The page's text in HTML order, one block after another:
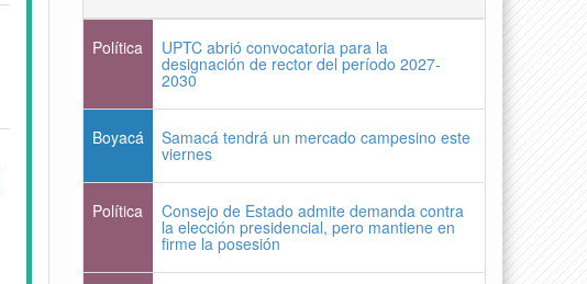
Política UPTC abrió convocatoria para la
designación de rector del período 2027-
2030
Boyacá Samacá tendrá un mercado campesino este
viernes
Política Consejo de Estado admite demanda contra
la elección presidencial, pero mantiene en
firme la posesión